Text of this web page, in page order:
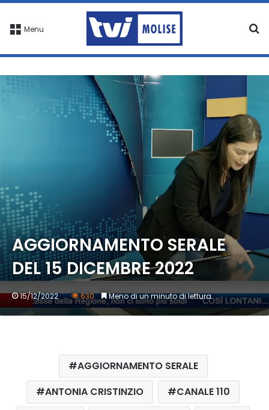
Menu
AGGIORNAMENTO SERALE
DEL 15 DICEMBRE 2022
15/12/2022 630 Meno di un minuto di lettura
AGGIORNAMENTO SERALE
ANTONIA CRISTINZIO
CANALE 110